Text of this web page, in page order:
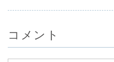
コメント